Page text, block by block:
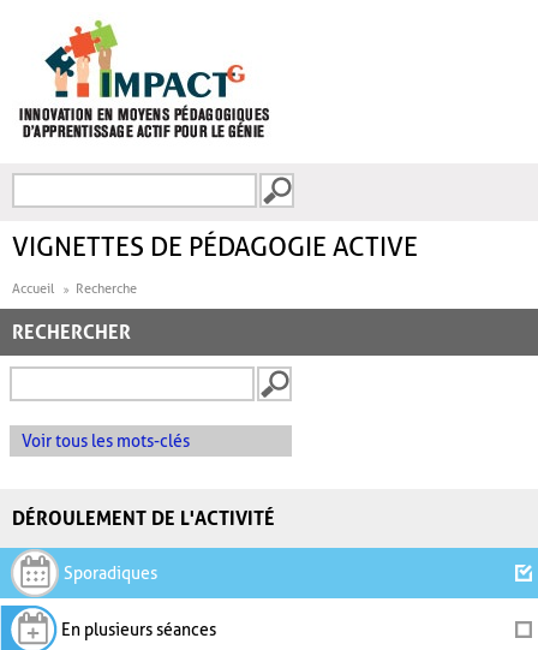
FORMULAIRE DE
VIGNETTES DE PÉDAGOGIE ACTIVE
Accueil Recherche
RECHERCHER
Voir tous les mots-clés
DÉROULEMENT DE L'ACTIVITÉ
Sporadiques
En plusieurs séances